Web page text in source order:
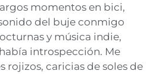
momentos en bici,
del buje conmigo
y música indie,
introspección. Me
rojizos, caricias de soles de